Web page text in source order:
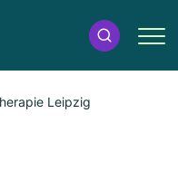
Leipzig